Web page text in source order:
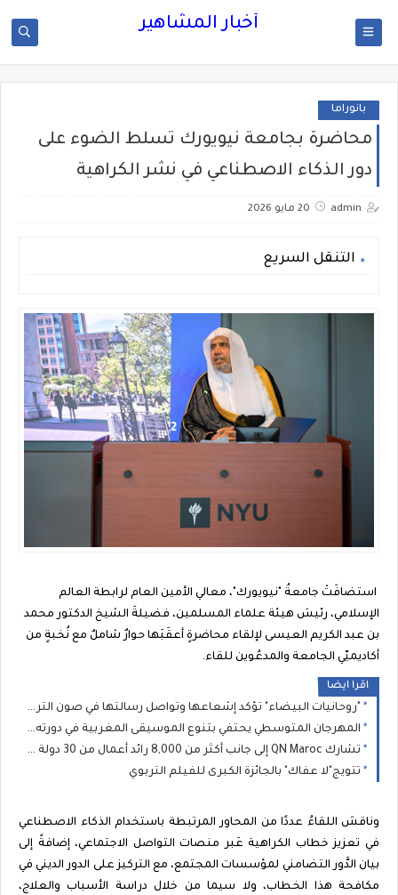
أخبار المشاهير
بانوراما
محاضرة بجامعة نيويورك تسلط الضوء على
دور الذكاء الاصطناعي في نشر الكراهية
admin 20 مايو 2026
التنقل السريع
استضافَتْ جامعةُ "نيويورك"، معالي الأمين العام لرابطة العالم
الإسلامي، رئيسَ هيئة علماء المسلمين، فضيلةَ الشيخ الدكتور محمد
بن عبد الكريم العيسى لإلقاء محاضرةٍ أعقَبَها حوارٌ شاملٌ مع نُخبةٍ من
أكاديميّي الجامعة والمدعُوين للقاء.
اقرا ايضا
"روحانيات البيضاء" تؤكد إشعاعها وتواصل رسالتها في صون التراث الموسيقي المغربي
المهرجان المتوسطي يحتفي بتنوع الموسيقى المغربية في دورته الثانية عشرة
تشارك QN Maroc إلى جانب أكثر من 8,000 رائد أعمال من 30 دولة في مؤتمر V-Convention 2026 العالمي بماليزيا
تتويج"لا عفاك" بالجائزة الكبرى للفيلم التربوي
‏وناقش اللقاءُ عددًا من المحاور المرتبطة باستخدام الذكاء الاصطناعي
في تعزيز خطاب الكراهية عَبر منصات التواصل الاجتماعي، إضافةً إلى
بيان الدَّور التضامني لمؤسسات المجتمع، مع التركيز على الدور الديني في
مكافحة هذا الخطاب، ولا سيما من خلال دراسة الأسباب والعلاج،